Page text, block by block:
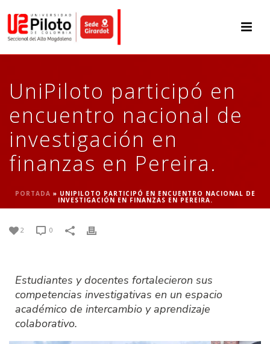
UniPiloto participó en
encuentro nacional de
investigación en
finanzas en Pereira.
PORTADA » UNIPILOTO PARTICIPÓ EN ENCUENTRO NACIONAL DE
INVESTIGACIÓN EN FINANZAS EN PEREIRA.
2 0
Estudiantes y docentes fortalecieron sus
competencias investigativas en un espacio
académico de intercambio y aprendizaje
colaborativo.